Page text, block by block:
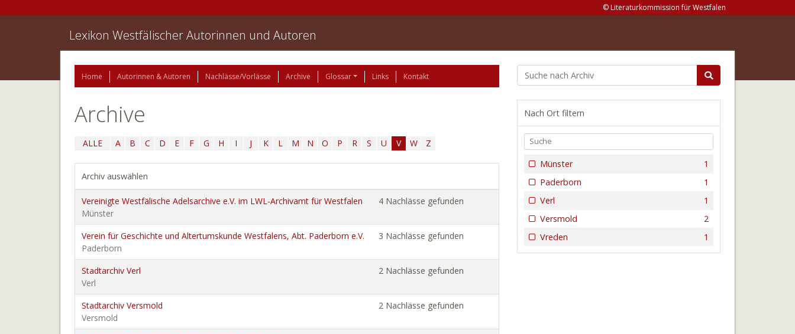
© Literaturkommission für Westfalen
Lexikon Westfälischer Autorinnen und Autoren
Home Autorinnen & Autoren Nachlässe/Vorlässe Archive Glossar Links Kontakt
Archive
ALLE A B C D E F G H I J K L M N O P R S U V W Z
Archiv auswählen
Vereinigte Westfälische Adelsarchive e.V. im LWL-Archivamt für Westfalen
Münster
4 Nachlässe gefunden
Verein für Geschichte und Altertumskunde Westfalens, Abt. Paderborn e.V.
Paderborn
3 Nachlässe gefunden
Stadtarchiv Verl
Verl
2 Nachlässe gefunden
Stadtarchiv Versmold
Versmold
2 Nachlässe gefunden
Nach Ort filtern
1
Münster
1
Paderborn
1
Verl
2
Versmold
1
Vreden